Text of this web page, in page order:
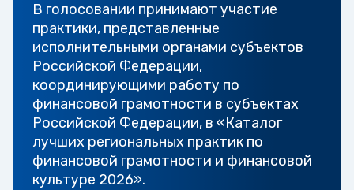
В голосовании принимают участие
практики, представленные
исполнительными органами субъектов
Российской Федерации,
координирующими работу по
финансовой грамотности в субъектах
Российской Федерации, в «Каталог
лучших региональных практик по
финансовой грамотности и финансовой
культуре 2026».